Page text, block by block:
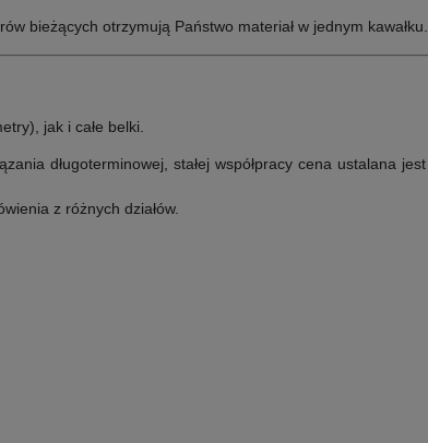
bieżących otrzymują Państwo materiał w jednym kawałku.
jak i całe belki.
długoterminowej, stałej współpracy cena ustalana
z różnych działów.